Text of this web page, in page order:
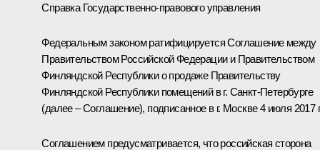
Справка Государственно-правового управления
Федеральным законом ратифицируется Соглашение между
Правительством Российской Федерации и Правительством
Финляндской Республики о продаже Правительству
Финляндской Республики помещений в г. Санкт-Петербурге
(далее – Соглашение), подписанное в г. Москве 4 июля 2017
Соглашением предусматривается, что российская сторона